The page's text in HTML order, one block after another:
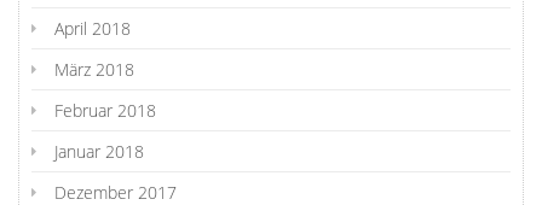
April 2018
März 2018
Februar 2018
Januar 2018
Dezember 2017